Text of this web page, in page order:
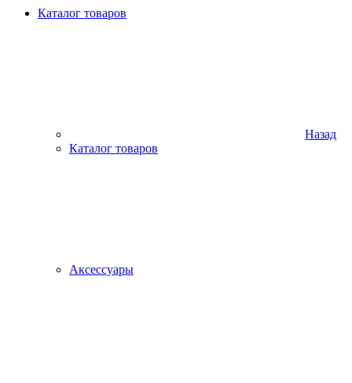
Каталог товаров
Назад
Каталог товаров
Аксессуары